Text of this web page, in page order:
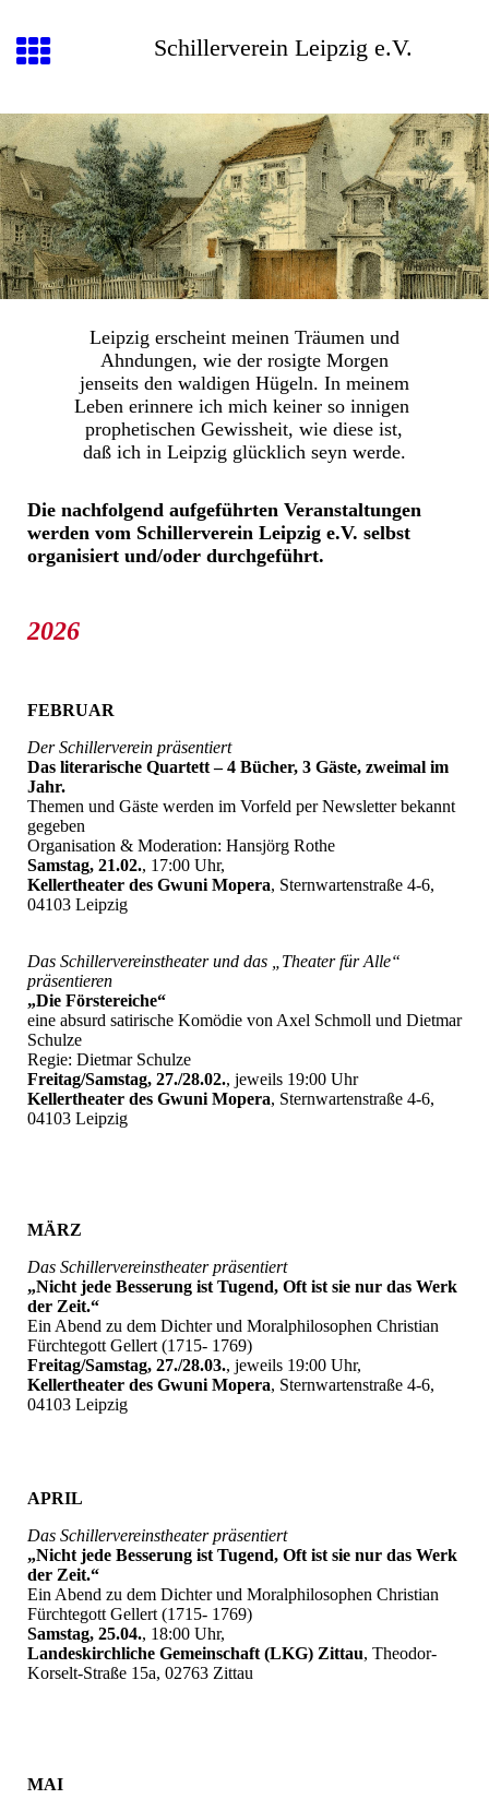
Schillerverein Leipzig e.V.
Leipzig erscheint meinen Träumen und
Ahndungen, wie der rosigte Morgen
jenseits den waldigen Hügeln. In meinem
Leben erinnere ich mich keiner so innigen
prophetischen Gewissheit, wie diese ist,
daß ich in Leipzig glücklich seyn werde.
Die nachfolgend aufgeführten Veranstaltungen
werden vom Schillerverein Leipzig e.V. selbst
organisiert und/oder durchgeführt.
2026
FEBRUAR
Der Schillerverein präsentiert
Das literarische Quartett – 4 Bücher, 3 Gäste, zweimal im
Jahr.
Themen und Gäste werden im Vorfeld per Newsletter bekannt
gegeben
Organisation & Moderation: Hansjörg Rothe
Samstag, 21.02., 17:00 Uhr,
Kellertheater des Gwuni Mopera, Sternwartenstraße 4-6,
04103 Leipzig
Das Schillervereinstheater und das „Theater für Alle“
präsentieren
„Die Förstereiche“
eine absurd satirische Komödie von Axel Schmoll und Dietmar
Schulze
Regie: Dietmar Schulze
Freitag/Samstag, 27./28.02., jeweils 19:00 Uhr
Kellertheater des Gwuni Mopera, Sternwartenstraße 4-6,
04103 Leipzig
MÄRZ
Das Schillervereinstheater präsentiert
„Nicht jede Besserung ist Tugend, Oft ist sie nur das Werk
der Zeit.“
Ein Abend zu dem Dichter und Moralphilosophen Christian
Fürchtegott Gellert (1715- 1769)
Freitag/Samstag, 27./28.03., jeweils 19:00 Uhr,
Kellertheater des Gwuni Mopera, Sternwartenstraße 4-6,
04103 Leipzig
APRIL
Das Schillervereinstheater präsentiert
„Nicht jede Besserung ist Tugend, Oft ist sie nur das Werk
der Zeit.“
Ein Abend zu dem Dichter und Moralphilosophen Christian
Fürchtegott Gellert (1715- 1769)
Samstag, 25.04., 18:00 Uhr,
Landeskirchliche Gemeinschaft (LKG) Zittau, Theodor-
Korselt-Straße 15a, 02763 Zittau
MAI